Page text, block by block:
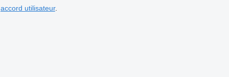
accord utilisateur.